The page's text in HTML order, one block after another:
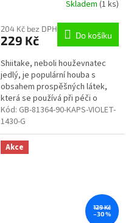
Skladem (1 ks)
204 Kč bez DPH
229 Kč Do košíku
Shiitake, neboli houževnatec
jedlý, je populární houba s
obsahem prospěšných látek,
která se používá při péči o
imunitu a cholesterol. Často je
označována jako tzv. elixír
života.
Kód: GB-81364-90-KAPS-VIOLET-
1430-G
Akce
129 Kč
–30 %